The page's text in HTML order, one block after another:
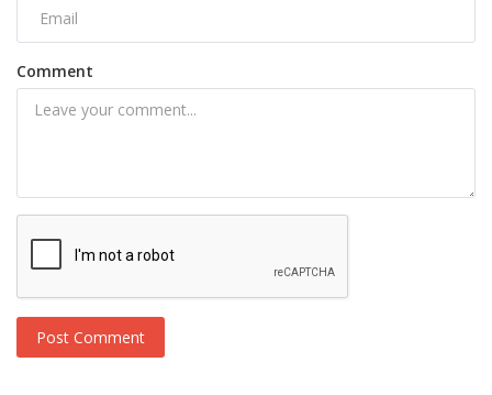
Comment
Post Comment